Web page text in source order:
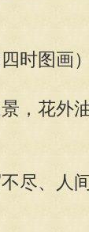
时图画
，花外
尽、人